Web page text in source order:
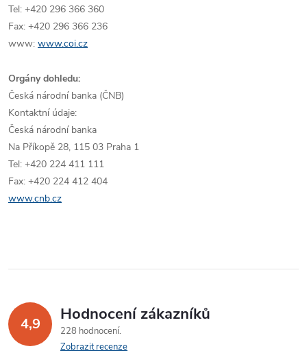
Tel: +420 296 366 360
Fax: +420 296 366 236
www: www.coi.cz
Orgány dohledu:
Česká národní banka (ČNB)
Kontaktní údaje:
Česká národní banka
Na Příkopě 28, 115 03 Praha 1
Tel: +420 224 411 111
Fax: +420 224 412 404
www.cnb.cz
4,9 Hodnocení zákazníků
228 hodnocení
Zobrazit recenze